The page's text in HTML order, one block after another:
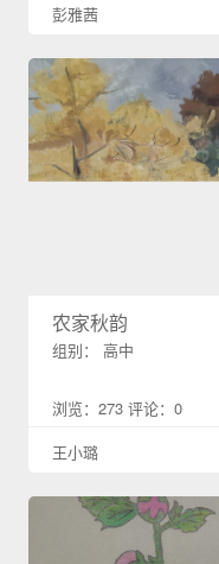
彭雅茜
农家秋韵
组别： 高中
浏览：273 评论：0
王小璐